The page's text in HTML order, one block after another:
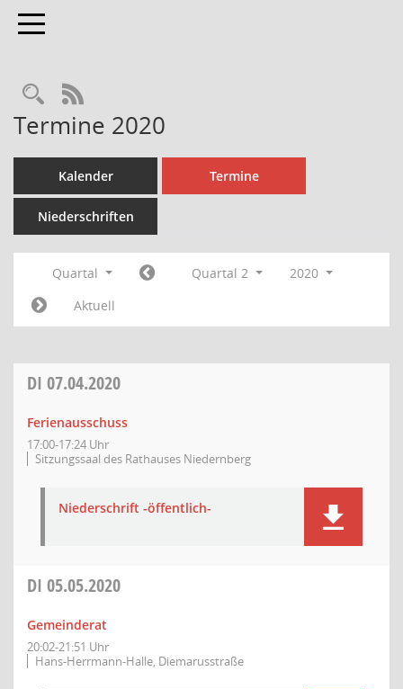
Toggle navigation
Rechercheauswahl
RSS-Feed
Termine 2020
Kalender Termine
Niederschriften
Quartal Quartal 2
2020
Aktuell
DI 07.04.2020
Ferienausschuss
17:00-17:24 Uhr
Sitzungssaal des Rathauses Niedernberg
Niederschrift -öffentlich-
DI 05.05.2020
Gemeinderat
20:02-21:51 Uhr
Hans-Herrmann-Halle, Diemarusstraße